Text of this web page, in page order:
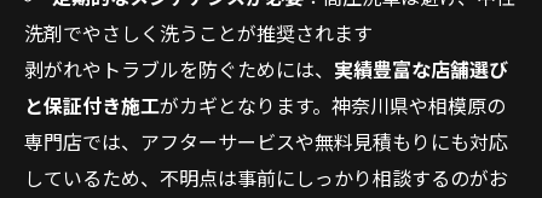
洗剤でやさしく洗うことが推奨されます
剥がれやトラブルを防ぐためには、 実績豊富な店舗選び
と保証付き施工がカギとなります。神奈川県や相模原の
専門店では、アフターサービスや無料見積もりにも対応
しているため、不明点は事前にしっかり相談するのがお